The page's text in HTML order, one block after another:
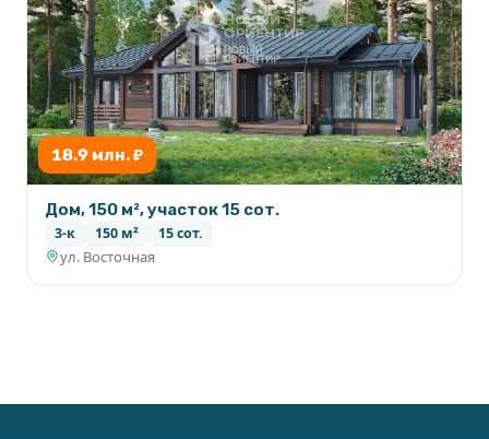
18.9 млн. ₽
Дом, 150 м², участок 15 сот.
3-к 150 м² 15 сот.
ул. Восточная